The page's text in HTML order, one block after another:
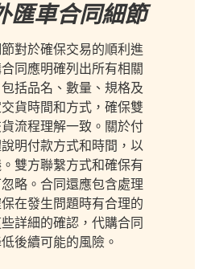
匯車合同細節
對於確保交易的順利進
同應明確列出所有相關
括品名、數量、規格及
貨時間和方式，確保雙
流程理解一致。關於付
明付款方式和時間，以
雙方聯繫方式和確保有
略。合同還應包含處理
在發生問題時有合理的
詳細的確認，代購合同
後續可能的風險。